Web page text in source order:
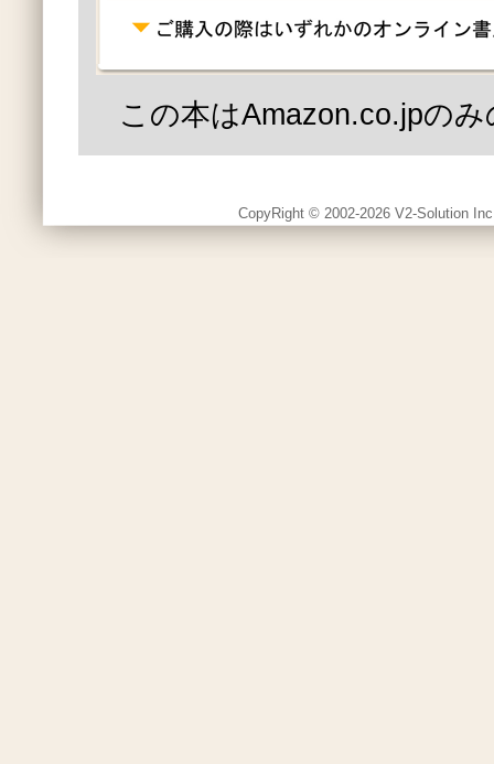
この本はAmazon.co.jpの
CopyRight © 2002-2026 V2-Solution